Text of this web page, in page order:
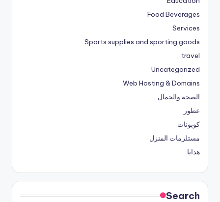
Food Beverages
Services
Sports supplies and sporting goods
travel
Uncategorized
Web Hosting & Domains
الصحة والجمال
عطور
كوبونات
مستلزمات المنزل
هدايا
Search